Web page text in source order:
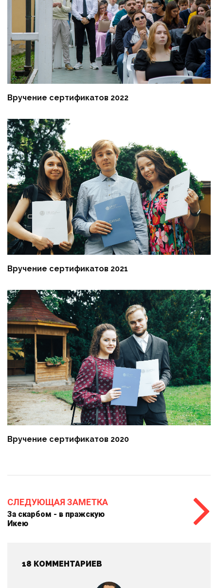
Вручение сертификатов 2022
Вручение сертификатов 2021
Вручение сертификатов 2020
СЛЕДУЮЩАЯ ЗАМЕТКА
За скарбом - в пражскую
Икею
18 КОММЕНТАРИЕВ